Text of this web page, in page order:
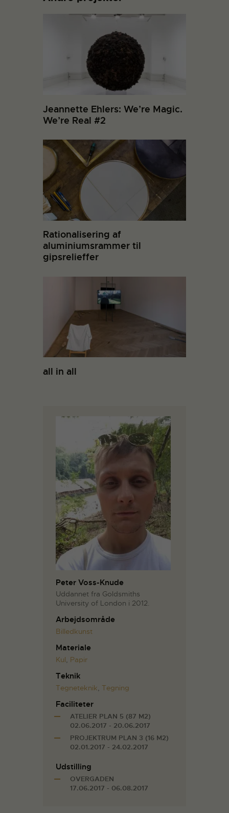
Jeannette Ehlers: We’re Magic.
We’re Real #2
Rationalisering af
aluminiumsrammer til
gipsrelieffer
all in all
Peter Voss-Knude
Uddannet fra Goldsmiths
University of London i 2012.
Arbejdsområde
Billedkunst
Materiale
Kul, Papir
Teknik
Tegneteknik, Tegning
Faciliteter
ATELIER PLAN 5 (87 M2)
02.06.2017 - 20.06.2017
PROJEKTRUM PLAN 3 (16 M2)
02.01.2017 - 24.02.2017
Udstilling
OVERGADEN
17.06.2017 - 06.08.2017